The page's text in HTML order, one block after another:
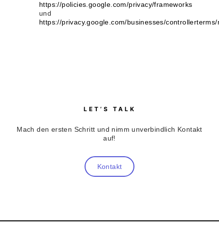
https://policies.google.com/privacy/frameworks
und
https://privacy.google.com/businesses/controllerterms/
LET’S TALK
Mach den ersten Schritt und nimm unverbindlich Kontakt
auf!
Kontakt